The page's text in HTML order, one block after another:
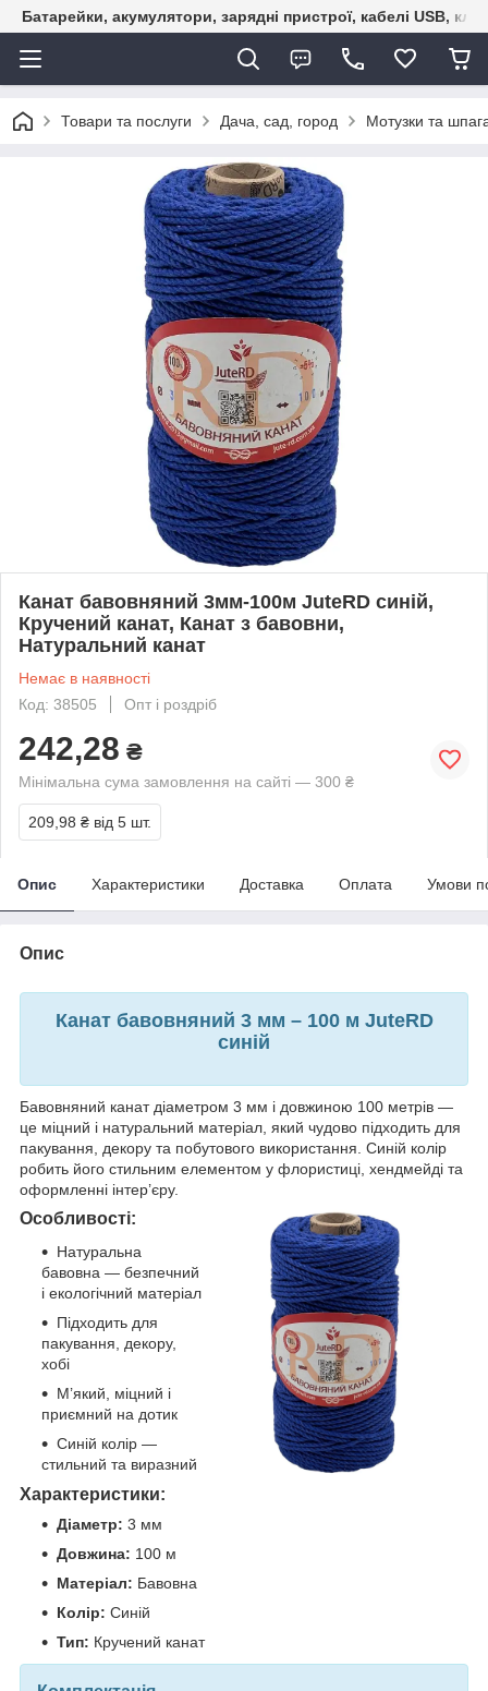
Батарейки, акумулятори, зарядні пристрої, кабелі USB,
Товари та послуги Дача, сад, город Мотузки та
Канат бавовняний 3мм-100м JuteRD синій,
Кручений канат, Канат з бавовни,
Натуральний канат
Немає в наявності
Код: 38505
Опт і роздріб
242,28 ₴
Мінімальна сума замовлення на сайті — 300 ₴
209,98 ₴ від 5 шт.
Опис Характеристики Доставка Оплата Умови
Опис
Канат бавовняний 3 мм – 100 м JuteRD
синій
Бавовняний канат діаметром 3 мм і довжиною 100 метрів —
це міцний і натуральний матеріал, який чудово підходить для
пакування, декору та побутового використання. Синій колір
робить його стильним елементом у флористиці, хендмейді та
оформленні інтер’єру.
Особливості:
Натуральна
бавовна — безпечний
і екологічний матеріал
Підходить для
пакування, декору,
хобі
М’який, міцний і
приємний на дотик
Синій колір —
стильний та виразний
Характеристики:
Діаметр: 3 мм
Довжина: 100 м
Матеріал: Бавовна
Колір: Синій
Тип: Кручений канат